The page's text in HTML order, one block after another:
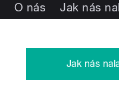
O nás Jak nás
Jak nás